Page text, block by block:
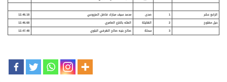
الرابع عشر 1 صدى محمد سيف مبارك فاضل المزروعي
12.46.18
حيل مفتوح
2 الهايلة العثه بالخزع العامري
12.46.68
3
سحلة صالح بنيه صالح الهرفي البلوي 12.47.48